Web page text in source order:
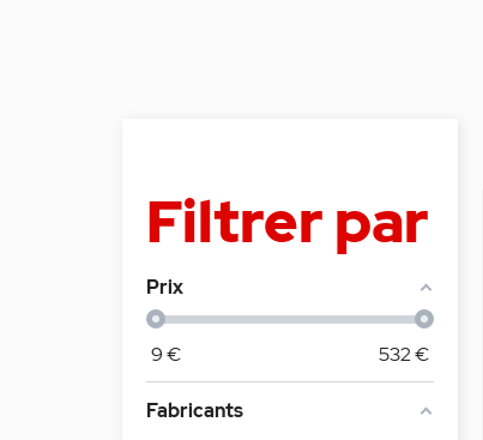
Filtrer par
Prix
9€ 532€
Fabricants